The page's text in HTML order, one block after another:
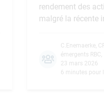
rendement des
malgré la récente
C.Enemaerke,
émergents RBC,
23 mars 2026
6 minutes pour